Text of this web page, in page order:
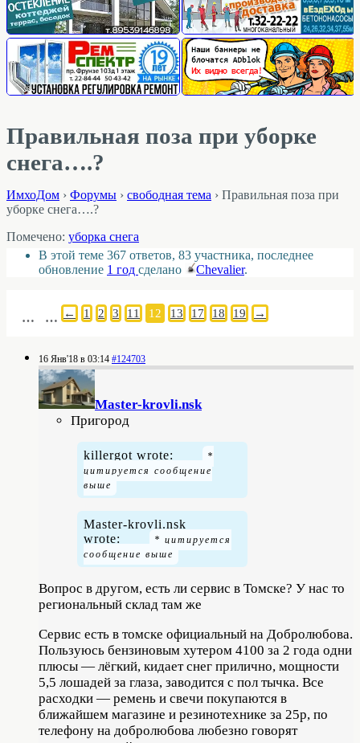
Правильная поза при уборке
снега….?
ИмхоДом › Форумы › свободная тема › Правильная поза при
уборке снега….?
Помечено: уборка снега
В этой теме 367 ответов, 83 участника, последнее
обновление 1 год сделано Chevalier.
← 1 2 3
… 11 12 13
… 17 18 19 →
16 Янв'18 в 03:14 #124703
Master-krovli.nsk
Пригород
killergot wrote:
Master-krovli.nsk
wrote:
Вопрос в другом, есть ли сервис в Томске? У нас то
региональный склад там же
Сервис есть в томске официальный на Добролюбова.
Пользуюсь бензиновым хутером 4100 за 2 года одни
плюсы — лёгкий, кидает снег прилично, мощности
5,5 лошадей за глаза, заводится с пол тычка. Все
расходки — ремень и свечи покупаются в
ближайшем магазине и резинотехнике за 25р, по
телефону на добролюбова любезно говорят